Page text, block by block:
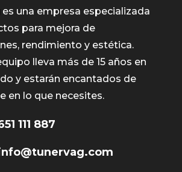
es una empresa especializada
para mejora de
rendimiento y estética.
lleva más de 15 años en
y estarán encantados de
en lo que necesites.
111 887